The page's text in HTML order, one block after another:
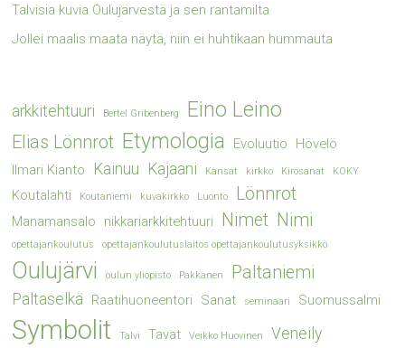
Talvisia kuvia Oulujärvestä ja sen rantamilta
Jollei maalis maata näytä, niin ei huhtikaan hummauta
arkkitehtuuri Bertel Gribenberg Eino Leino
Elias Lönnrot Etymologia Evoluutio
Hövelö
Ilmari Kianto
Kainuu Kajaani Kansat kirkko Kirosanat KOKY
Koutalahti Koutaniemi kuvakirkko Luonto Lönnrot
Manamansalo nikkariarkkitehtuuri Nimet Nimi
opettajankoulutus opettajankoulutuslaitos opettajankoulutusyksikkö
Oulujärvi oulun yliopisto Pakkanen Paltaniemi
Paltaselkä Raatihuoneentori Sanat seminaari Suomussalmi
Symbolit Talvi Tavat Veikko Huovinen Veneily